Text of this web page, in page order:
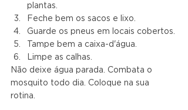
plantas.
Feche bem os sacos e lixo.
Guarde os pneus em locais cobertos.
Tampe bem a caixa-d'água.
Limpe as calhas.
Não deixe água parada. Combata o
mosquito todo dia. Coloque na sua
rotina.